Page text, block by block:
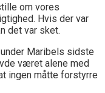
om vores
Hvis der var
det var sket.
Maribels sidste
været alene med
ingen måtte forstyrre